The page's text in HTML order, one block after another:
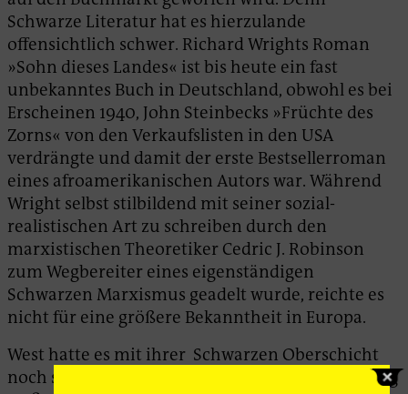
Schwarze Literatur hat es hierzulande
offensichtlich schwer. Richard Wrights Roman
»Sohn dieses Landes« ist bis heute ein fast
unbekanntes Buch in Deutschland, obwohl es bei
Erscheinen 1940, John Steinbecks »Früchte des
Zorns« von den Verkaufslisten in den USA
verdrängte und damit der erste Bestsellerroman
eines afroamerikanischen Autors war. Während
Wright selbst stilbildend mit seiner sozial-
realistischen Art zu schreiben durch den
marxistischen Theoretiker Cedric J. Robinson
zum Wegbereiter eines eigenständigen
Schwarzen Marxismus geadelt wurde, reichte es
nicht für eine größere Bekanntheit in Europa.
West hatte es mit ihrer Schwarzen Oberschicht
noch schwerer, im Literaturbetrieb Anerkennung